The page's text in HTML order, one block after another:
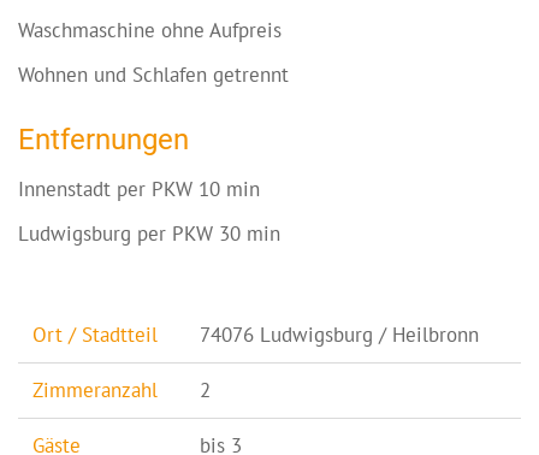
Waschmaschine ohne Aufpreis
Wohnen und Schlafen getrennt
Entfernungen
Innenstadt per PKW 10 min
Ludwigsburg per PKW 30 min
Ort / Stadtteil 74076 Ludwigsburg / Heilbronn
Zimmeranzahl 2
Gäste bis 3